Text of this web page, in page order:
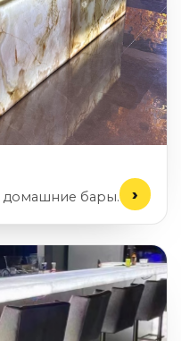
домашние бары.